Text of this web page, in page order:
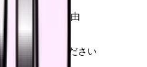
だけOK
退会自由
を確認してください